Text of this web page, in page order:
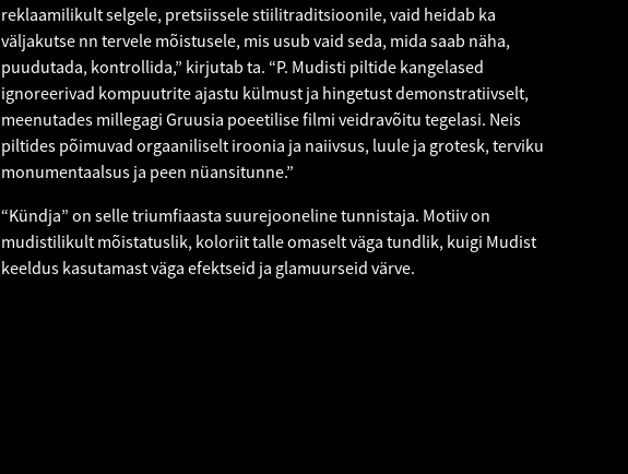
reklaamilikult selgele, pretsiissele stiilitraditsioonile, vaid heidab ka
väljakutse nn tervele mõistusele, mis usub vaid seda, mida saab näha,
puudutada, kontrollida,” kirjutab ta. “P. Mudisti piltide kangelased
ignoreerivad kompuutrite ajastu külmust ja hingetust demonstratiivselt,
meenutades millegagi Gruusia poeetilise filmi veidravõitu tegelasi. Neis
piltides põimuvad orgaaniliselt iroonia ja naiivsus, luule ja grotesk, terviku
monumentaalsus ja peen nüansitunne.”
“Kündja” on selle triumfiaasta suurejooneline tunnistaja. Motiiv on
mudistilikult mõistatuslik, koloriit talle omaselt väga tundlik, kuigi Mudist
keeldus kasutamast väga efektseid ja glamuurseid värve.